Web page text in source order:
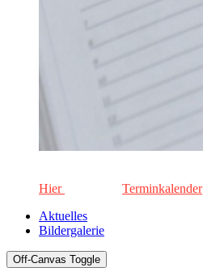
Hier
Terminkalender
Aktuelles
Bildergalerie
Off-Canvas Toggle